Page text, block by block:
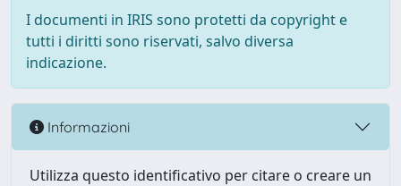
I documenti in IRIS sono protetti da copyright e
tutti i diritti sono riservati, salvo diversa
indicazione.
Informazioni
Utilizza questo identificativo per citare o creare un